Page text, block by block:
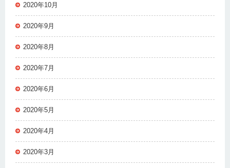
2020年10月
2020年9月
2020年8月
2020年7月
2020年6月
2020年5月
2020年4月
2020年3月